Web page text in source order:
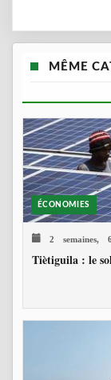
MÊME
ÉCONOMIES
2 semaines,
Tiètiguila : le